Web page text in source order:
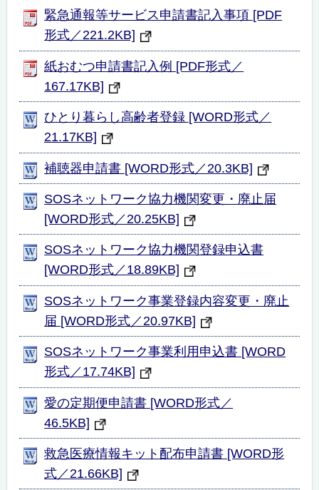
緊急通報等サービス申請書記入事項 [PDF
形式／221.2KB]
紙おむつ申請書記入例 [PDF形式／
167.17KB]
ひとり暮らし高齢者登録 [WORD形式／
21.17KB]
補聴器申請書 [WORD形式／20.3KB]
SOSネットワーク協力機関変更・廃止届
[WORD形式／20.25KB]
SOSネットワーク協力機関登録申込書
[WORD形式／18.89KB]
SOSネットワーク事業登録内容変更・廃止
届 [WORD形式／20.97KB]
SOSネットワーク事業利用申込書 [WORD
形式／17.74KB]
愛の定期便申請書 [WORD形式／
46.5KB]
救急医療情報キット配布申請書 [WORD形
式／21.66KB]